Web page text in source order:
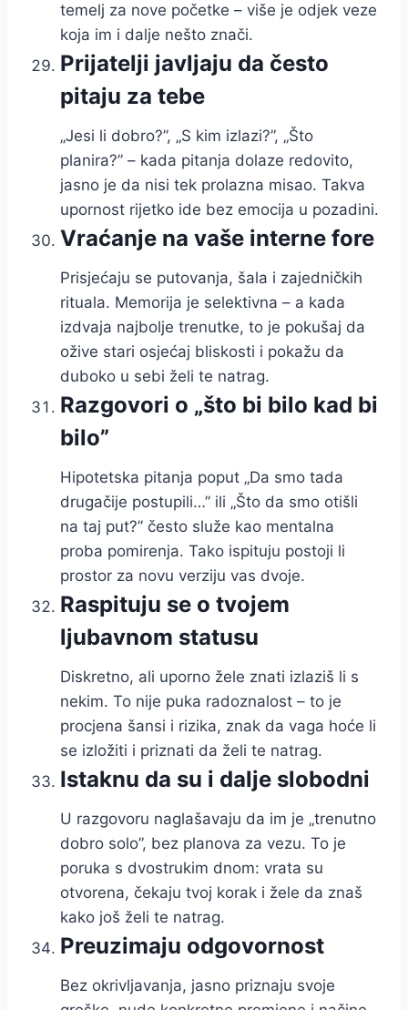
temelj za nove početke – više je odjek veze
koja im i dalje nešto znači.
Prijatelji javljaju da često
pitaju za tebe
„Jesi li dobro?”, „S kim izlazi?”, „Što
planira?” – kada pitanja dolaze redovito,
jasno je da nisi tek prolazna misao. Takva
upornost rijetko ide bez emocija u pozadini.
Vraćanje na vaše interne fore
Prisjećaju se putovanja, šala i zajedničkih
rituala. Memorija je selektivna – a kada
izdvaja najbolje trenutke, to je pokušaj da
ožive stari osjećaj bliskosti i pokažu da
duboko u sebi želi te natrag.
Razgovori o „što bi bilo kad bi
bilo”
Hipotetska pitanja poput „Da smo tada
drugačije postupili…” ili „Što da smo otišli
na taj put?” često služe kao mentalna
proba pomirenja. Tako ispituju postoji li
prostor za novu verziju vas dvoje.
Raspituju se o tvojem
ljubavnom statusu
Diskretno, ali uporno žele znati izlaziš li s
nekim. To nije puka radoznalost – to je
procjena šansi i rizika, znak da vaga hoće li
se izložiti i priznati da želi te natrag.
Istaknu da su i dalje slobodni
U razgovoru naglašavaju da im je „trenutno
dobro solo”, bez planova za vezu. To je
poruka s dvostrukim dnom: vrata su
otvorena, čekaju tvoj korak i žele da znaš
kako još želi te natrag.
Preuzimaju odgovornost
Bez okrivljavanja, jasno priznaju svoje